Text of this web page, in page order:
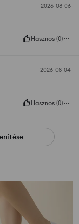
2026-08-06
Hasznos (0)
2026-08-04
Hasznos (0)